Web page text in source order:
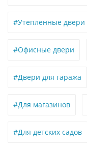
#Утепленные двери
#Офисные двери
#Двери для гаража
#Для магазинов
#Для детских садов